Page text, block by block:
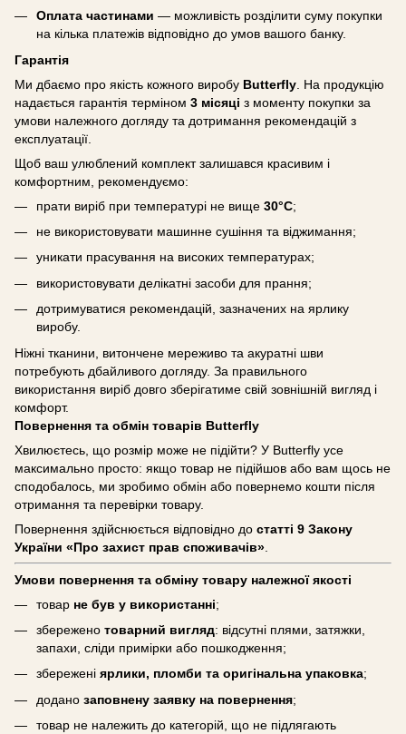
Оплата частинами — можливість розділити суму покупки
на кілька платежів відповідно до умов вашого банку.
Гарантія
Ми дбаємо про якість кожного виробу Butterfly . На продукцію
надається гарантія терміном 3 місяці з моменту покупки за
умови належного догляду та дотримання рекомендацій з
експлуатації.
Щоб ваш улюблений комплект залишався красивим і
комфортним, рекомендуємо:
прати виріб при температурі не вище 30°C;
не використовувати машинне сушіння та віджимання;
уникати прасування на високих температурах;
використовувати делікатні засоби для прання;
дотримуватися рекомендацій, зазначених на ярлику
виробу.
Ніжні тканини, витончене мереживо та акуратні шви
потребують дбайливого догляду. За правильного
використання виріб довго зберігатиме свій зовнішній вигляд і
комфорт.
Повернення та обмін товарів Butterfly
Хвилюєтесь, що розмір може не підійти? У Butterfly усе
максимально просто: якщо товар не підійшов або вам щось не
сподобалось, ми зробимо обмін або повернемо кошти після
отримання та перевірки товару.
Повернення здійснюється відповідно до статті 9 Закону
України «Про захист прав споживачів»
Умови повернення та обміну товару належної якості
товар не був у використанні;
збережено товарний вигляд: відсутні плями, затяжки,
запахи, сліди примірки або пошкодження;
збережені ярлики, пломби та оригінальна упаковка;
додано заповнену заявку на повернення;
товар не належить до категорій, що не підлягають